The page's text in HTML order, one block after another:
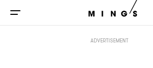
ADVERTISEMENT
走前衛性感美學的法國高級品牌 MUGLER竟與快時尚品牌